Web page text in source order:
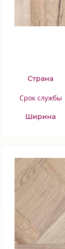
Страна
Срок службы
Ширина